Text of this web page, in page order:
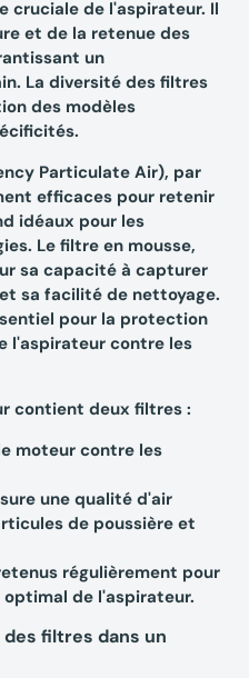
cruciale de l'aspirateur. Il
et de la retenue des
un
La diversité des filtres
des modèles
Particulate Air), par
efficaces pour retenir
idéaux pour les
Le filtre en mousse,
sa capacité à capturer
sa facilité de nettoyage.
pour la protection
l'aspirateur contre les
contient deux filtres :
moteur contre les
une qualité d'air
de poussière et
régulièrement pour
de l'aspirateur.
filtres dans un